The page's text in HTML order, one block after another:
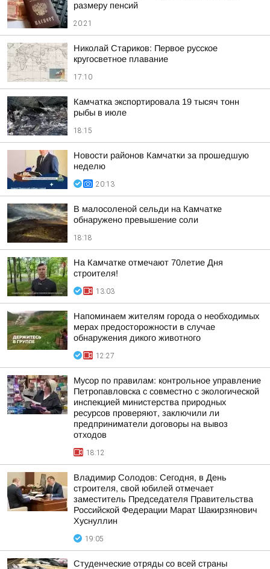
размеру пенсий
20:21
Николай Стариков: Первое русское
кругосветное плавание
17:10
Камчатка экспортировала 19 тысяч тонн
рыбы в июле
18:15
Новости районов Камчатки за прошедшую
неделю
20:13
В малосоленой сельди на Камчатке
обнаружено превышение соли
18:18
На Камчатке отмечают 70летие Дня
строителя!
13:03
Напоминаем жителям города о необходимых
мерах предосторожности в случае
обнаружения дикого животного
12:27
Мусор по правилам: контрольное управление
Петропавловска с совместно с экологической
инспекцией министерства природных
ресурсов проверяют, заключили ли
предприниматели договоры на вывоз
отходов
18:12
Владимир Солодов: Сегодня, в День
строителя, свой юбилей отмечает
заместитель Председателя Правительства
Российской Федерации Марат Шакирзянович
Хуснуллин
19:05
Студенческие отряды со всей страны